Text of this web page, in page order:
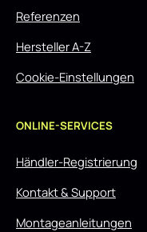
Referenzen
Hersteller A-Z
Cookie-Einstellungen
ONLINE-SERVICES
Händler-Registrierung
Kontakt & Support
Montageanleitungen